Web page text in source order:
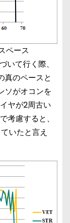
ペース
て行く際、
真のペースと
ソがオコンを
ヤが2周古い
慮すると、
いたと言え